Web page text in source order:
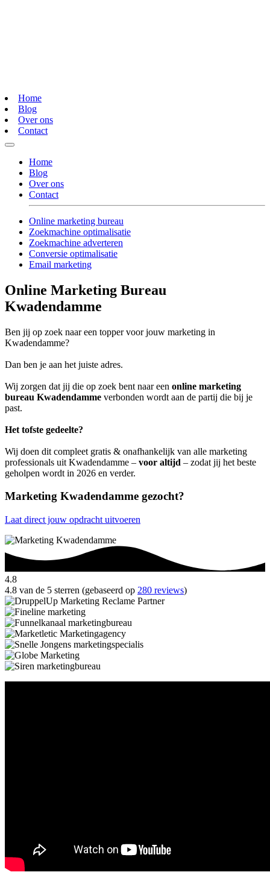
Home
Blog
Over ons
Contact
Home
Blog
Over ons
Contact
Online marketing bureau
Zoekmachine optimalisatie
Zoekmachine adverteren
Conversie optimalisatie
Email marketing
Online Marketing Bureau
Kwadendamme
Ben jij op zoek naar een topper voor jouw marketing in
Kwadendamme?
Dan ben je aan het juiste adres.
Wij zorgen dat jij die op zoek bent naar een online marketing
bureau Kwadendamme verbonden wordt aan de partij die bij je
past.
Het tofste gedeelte?
Wij doen dit compleet gratis & onafhankelijk van alle marketing
professionals uit Kwadendamme – voor altijd – zodat jij het beste
geholpen wordt in 2026 en verder.
Marketing Kwadendamme gezocht?
Laat direct jouw opdracht uitvoeren
4.8
4.8 van de 5 sterren (gebaseerd op 280 reviews)